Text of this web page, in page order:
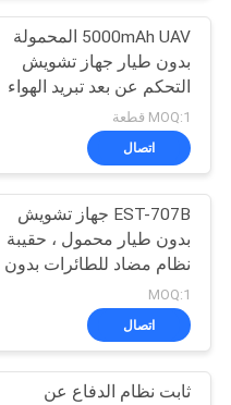
معلومات
جولة
في
المعمل
رقابة
جودة
اتصل
5000mAh UAV المحمولة
بدون طيار جهاز تشويش
التحكم عن بعد تبريد الهواء
MOQ:1 قطعة
اتصال
EST-707B جهاز تشويش
بدون طيار محمول ، حقيبة
نظام مضاد للطائرات بدون
طيار GPS L1 / 2.4G /
5.8G 3 فرق
MOQ:1
اتصال
ثابت نظام الدفاع عن